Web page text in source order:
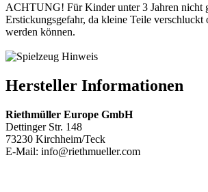
ACHTUNG! Für Kinder unter 3 Jahren nicht
Erstickungsgefahr, da kleine Teile verschluckt
werden können.
Hersteller Informationen
Riethmüller Europe GmbH
Dettinger Str. 148
73230 Kirchheim/Teck
E-Mail: info@riethmueller.com